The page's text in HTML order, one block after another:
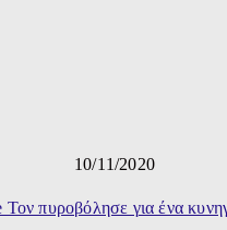
10/11/2020